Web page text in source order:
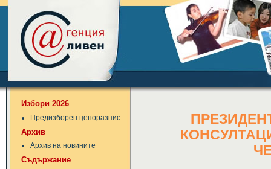
Избори 2026
Предизборен ценоразпис
Архив
Архив на новините
Съдържание